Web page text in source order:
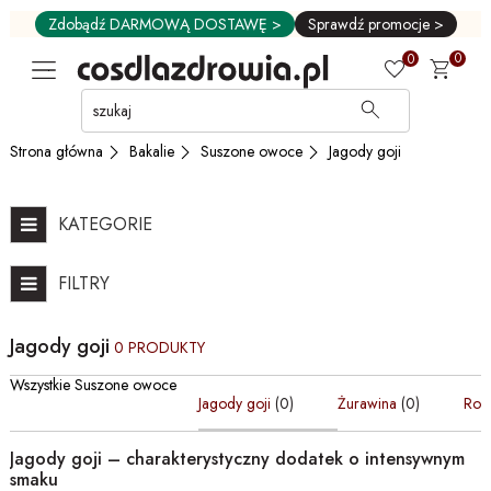
Przejdź
GŁÓWNEJ
ZAWARTOŚCI
PRODUKTÓW
MENU
UŻYTKOWNIKA
Zdobądź DARMOWĄ DOSTAWĘ > Sprawdź promocje >
0 0
Strona główna Bakalie Suszone owoce Jagody goji
KATEGORIE
FILTRY
Jagody goji 0 PRODUKTY
Wszystkie Suszone owoce
Jagody goji (0) Żurawina (0)
Jagody goji – charakterystyczny dodatek o intensywnym
smaku